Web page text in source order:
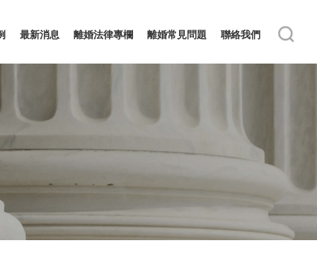
最新消息 離婚法律專欄 離婚常見問題 聯絡我們